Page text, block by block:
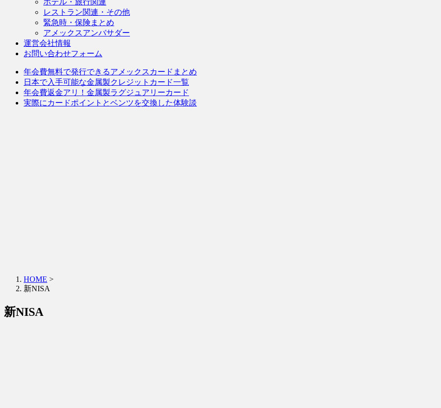
ホテル・旅行関連
レストラン関連・その他
緊急時・保険まとめ
アメックスアンバサダー
運営会社情報
お問い合わせフォーム
年会費無料で発行できるアメックスカードまとめ
日本で入手可能な金属製クレジットカード一覧
年会費返金アリ！金属製ラグジュアリーカード
実際にカードポイントとベンツを交換した体験談
HOME >
新NISA
新NISA